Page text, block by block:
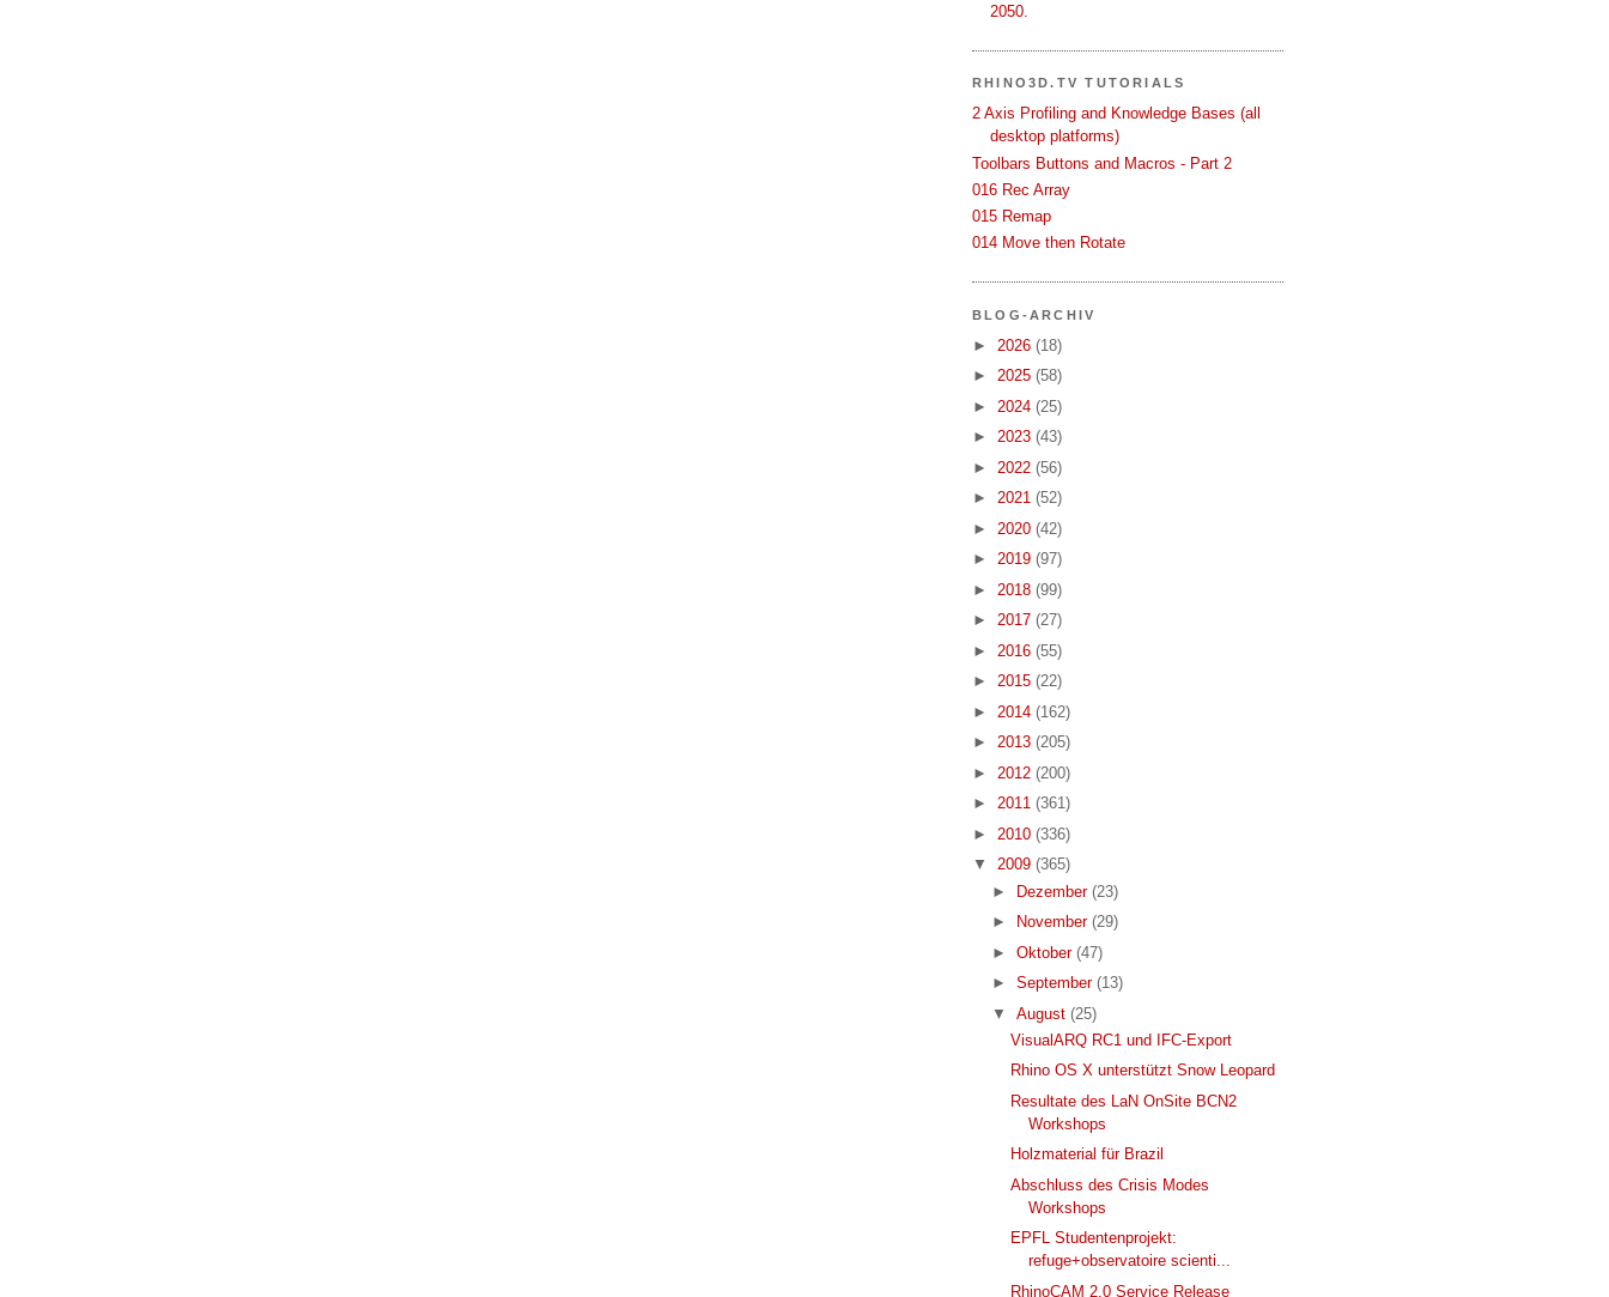
2050.
RHINO3D.TV TUTORIALS
2 Axis Profiling and Knowledge Bases (all
desktop platforms)
Toolbars Buttons and Macros - Part 2
016 Rec Array
015 Remap
014 Move then Rotate
BLOG-ARCHIV
► 2026 (18)
► 2025 (58)
► 2024 (25)
► 2023 (43)
► 2022 (56)
► 2021 (52)
► 2020 (42)
► 2019 (97)
► 2018 (99)
► 2017 (27)
► 2016 (55)
► 2015 (22)
► 2014 (162)
► 2013 (205)
► 2012 (200)
► 2011 (361)
► 2010 (336)
▼ 2009 (365)
► Dezember (23)
►
November (29)
► Oktober (47)
► September (13)
▼ August (25)
VisualARQ RC1 und IFC-Export
Rhino OS X unterstützt Snow Leopard
Resultate des LaN OnSite BCN2
Workshops
Holzmaterial für Brazil
Abschluss des Crisis Modes
Workshops
EPFL Studentenprojekt:
refuge+observatoire scienti...
RhinoCAM 2.0 Service Release